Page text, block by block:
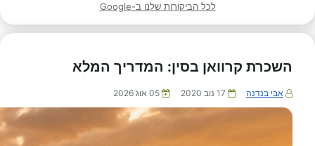
לכל הביקורות שלנו ב-Google
השכרת קרוואן בסין: המדריך המלא
אבי בנדנה 17 נוב 2020 05 אוג 2026